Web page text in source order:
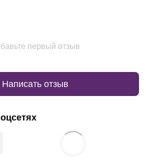
первый отзыв
Написать отзыв